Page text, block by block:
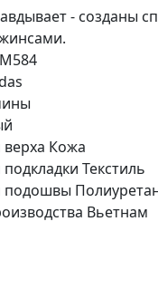
- созданы
Кожа
Текстиль
подошвы
Вьетнам